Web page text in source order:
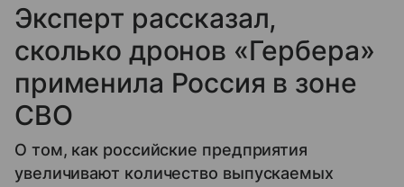
Эксперт рассказал,
сколько дронов «Гербера»
применила Россия в зоне
СВО
О том, как российские предприятия
увеличивают количество выпускаемых